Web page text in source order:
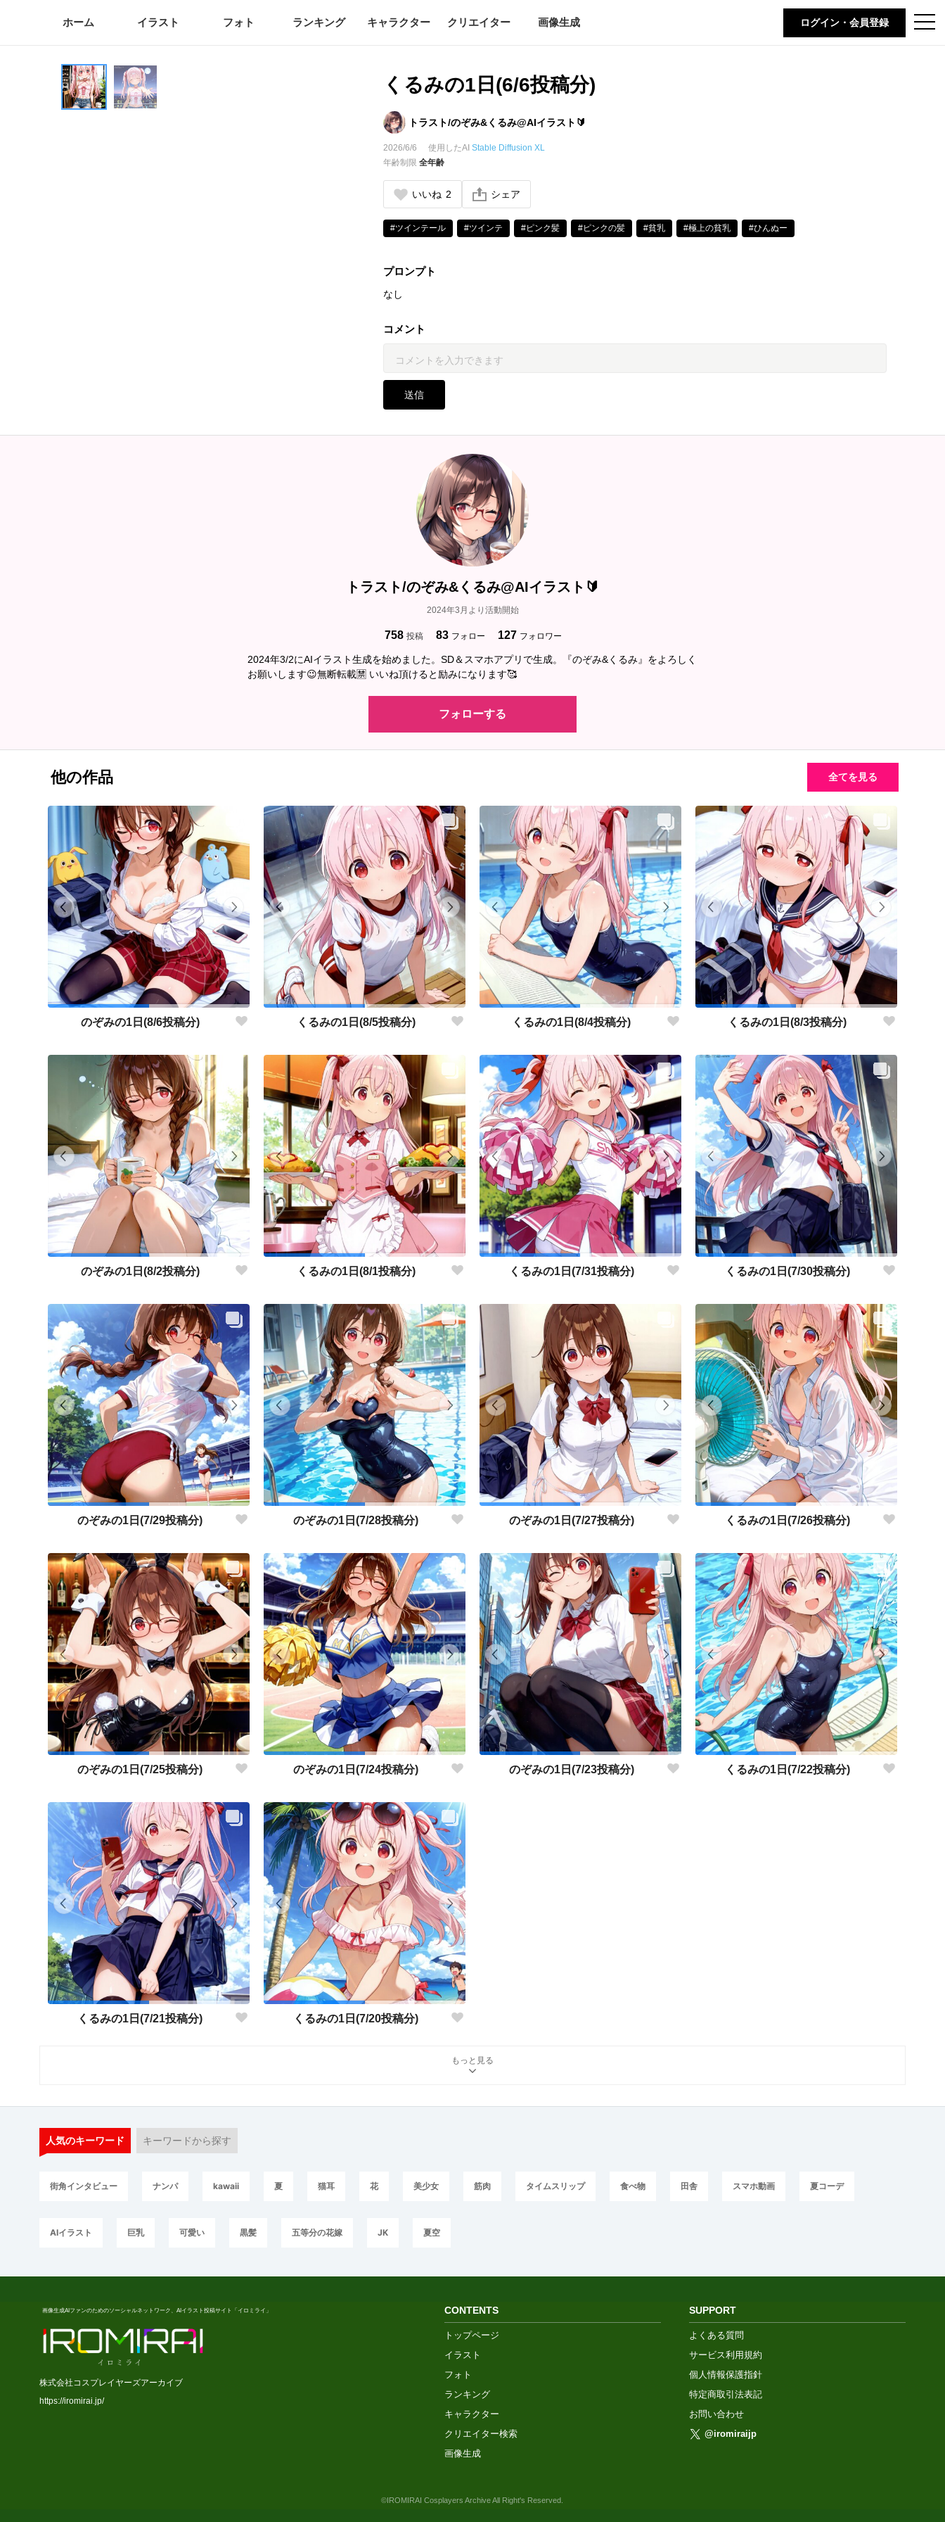
t
o
ホーム イラスト フォト ランキング キャラクター クリエイター 画像生成 ログイン・会員登録
くるみの1日(6/6投稿分)
トラスト/のぞみ&くるみ@AIイラスト🔰
2026/6/6 使用したAIStable Diffusion XL
年齢制限全年齢
いいね 2 シェア
#ツインテール #ツインテ #ピンク髪 #ピンクの髪 #貧乳 #極上の貧乳 #ひんぬー
プロンプト
なし
コメント
送信
トラスト/のぞみ&くるみ@AIイラスト🔰
2024年3月より活動開始
758 投稿 83 フォロー 127 フォロワー
2024年3/2にAIイラスト生成を始めました。SD＆スマホアプリで生成。『のぞみ&くるみ』をよろしく
お願いします😉無断転載🈲 いいね頂けると励みになります🥰
フォローする
他の作品 全てを見る
のぞみの1日(8/6投稿分) くるみの1日(8/5投稿分) くるみの1日(8/4投稿分) くるみの1日(8/3投稿分)
のぞみの1日(8/2投稿分) くるみの1日(8/1投稿分) くるみの1日(7/31投稿分) くるみの1日(7/30投稿分)
のぞみの1日(7/29投稿分) のぞみの1日(7/28投稿分) のぞみの1日(7/27投稿分) くるみの1日(7/26投稿分)
のぞみの1日(7/25投稿分) のぞみの1日(7/24投稿分) のぞみの1日(7/23投稿分) くるみの1日(7/22投稿分)
くるみの1日(7/21投稿分) くるみの1日(7/20投稿分)
もっと見る
人気のキーワード キーワードから探す
街角インタビュー ナンパ kawaii 夏 猫耳 花 美少女 筋肉 タイムスリップ 食べ物 田舎 スマホ動画 夏コーデ
AIイラスト 巨乳 可愛い 黒髪 五等分の花嫁 JK 夏空
画像生成AIファンのためのソーシャルネットワーク、AIイラスト投稿サイト「イロミライ」
株式会社コスプレイヤーズアーカイブ
https://iromirai.jp/
SUPPORT
よくある質問
サービス利用規約
個人情報保護指針
特定商取引法表記
お問い合わせ
@iromiraijp
CONTENTS
トップページ
イラスト
フォト
ランキング
キャラクター
クリエイター検索
画像生成
©IROMIRAI Cosplayers Archive All Right's Reserved.